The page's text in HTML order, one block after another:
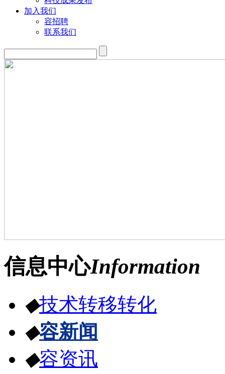
加入我们
容招聘
联系我们
信息中心Information
◆技术转移转化
◆容新闻
◆容资讯